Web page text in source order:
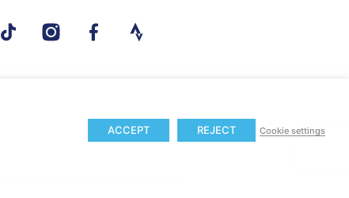
ACCEPT REJECT Cookie settings